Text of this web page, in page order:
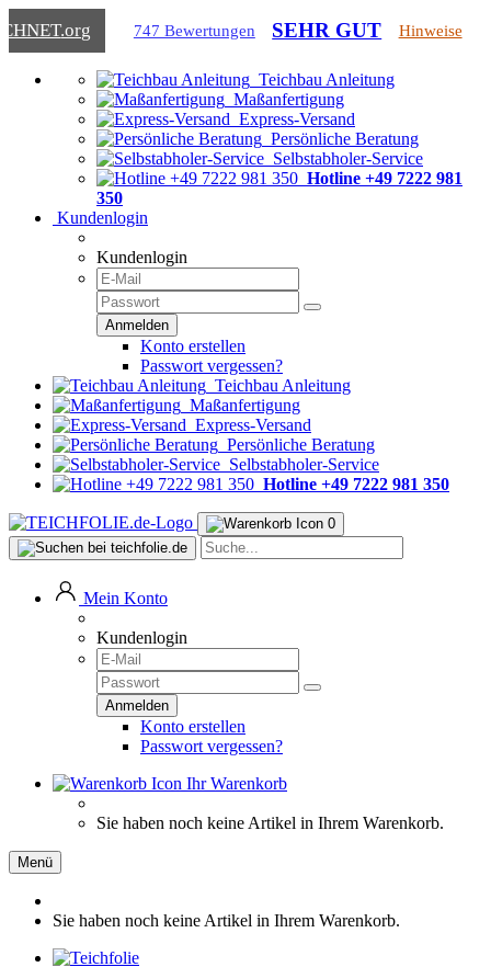
.org 747 Bewertungen SEHR GUT Hinweise
Teichbau Anleitung
Maßanfertigung
Express-Versand
Persönliche Beratung
Selbstabholer-Service
Hotline +49 7222 981
350
Kundenlogin
Kundenlogin
Konto erstellen
Passwort vergessen?
Teichbau Anleitung
Maßanfertigung
Express-Versand
Persönliche Beratung
Selbstabholer-Service
Hotline +49 7222 981 350
0
Mein Konto
Kundenlogin
Konto erstellen
Passwort vergessen?
Ihr Warenkorb
Sie haben noch keine Artikel in Ihrem Warenkorb.
Menü
Sie haben noch keine Artikel in Ihrem Warenkorb.